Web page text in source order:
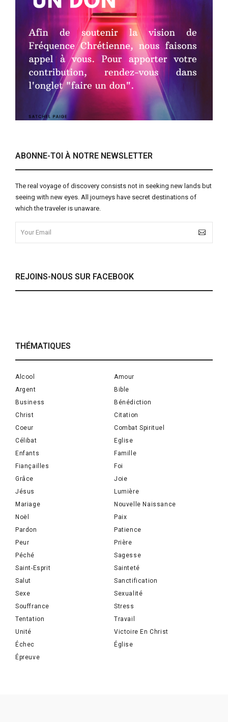
ABONNE-TOI À NOTRE NEWSLETTER
The real voyage of discovery consists not in seeking new lands but
seeing with new eyes. All journeys have secret destinations of
which the traveler is unaware.
REJOINS-NOUS SUR FACEBOOK
THÉMATIQUES
Alcool
Amour
Argent
Bible
Business
Bénédiction
Christ
Citation
Coeur
Combat Spirituel
Célibat
Eglise
Enfants
Famille
Fiançailles
Foi
Grâce
Joie
Jésus
Lumière
Mariage
Nouvelle Naissance
Noël
Paix
Pardon
Patience
Peur
Prière
Péché
Sagesse
Saint-Esprit
Sainteté
Salut
Sanctification
Sexe
Sexualité
Souffrance
Stress
Tentation
Travail
Unité
Victoire En Christ
Échec
Église
Épreuve